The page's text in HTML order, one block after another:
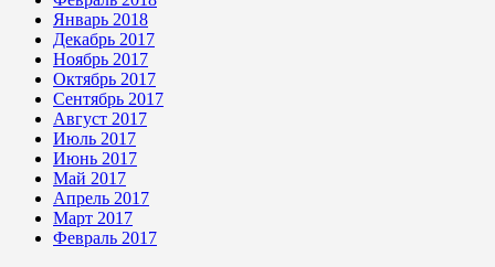
Январь 2018
Декабрь 2017
Ноябрь 2017
Октябрь 2017
Сентябрь 2017
Август 2017
Июль 2017
Июнь 2017
Май 2017
Апрель 2017
Март 2017
Февраль 2017